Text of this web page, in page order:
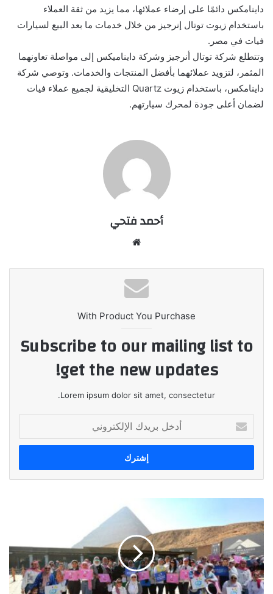
داينامكس دائمًا على إرضاء عملائها، مما يزيد من ثقة العملاء
باستخدام زيوت توتال إنرجيز من خلال خدمات ما بعد البيع لسيارات
فيات في مصر.
وتتطلع شركة توتال أنرجيز وشركة دايناميكس إلى مواصلة تعاونهما
المثمر، لتزويد عملائهما بأفضل المنتجات والخدمات. وتوصي شركة
داينامكس، باستخدام زيوت Quartz التخليقية لجميع عملاء فيات
لضمان أعلى جودة لمحرك سيارتهم.
أحمد فتحي
With Product You Purchase
Subscribe to our mailing list to
get the new updates!
Lorem ipsum dolor sit amet, consectetur.
بريدك
الإلكتروني
لكي
المصرف
المتحد
ينظم